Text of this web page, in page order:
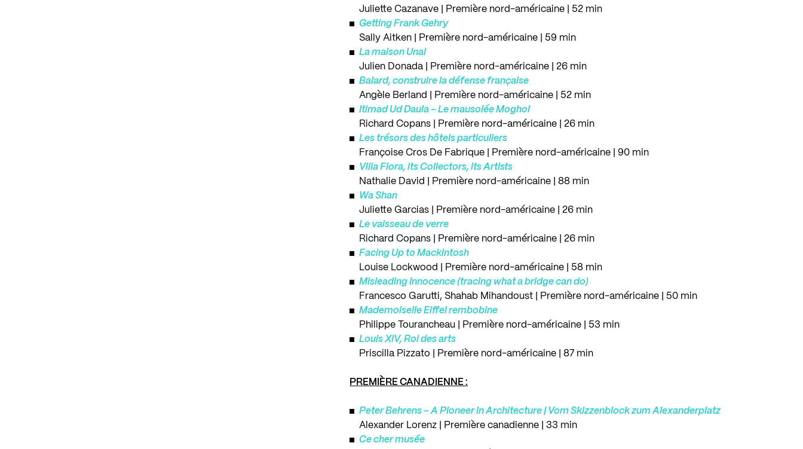
Juliette Cazanave | Première nord-américaine | 52 min
Getting Frank Gehry
Sally Aitken | Première nord-américaine | 59 min
La maison Unal
Julien Donada | Première nord-américaine | 26 min
Balard, construire la défense française
Angèle Berland | Première nord-américaine | 52 min
Itimad Ud Daula – Le mausolée Moghol
Richard Copans | Première nord-américaine | 26 min
Les trésors des hôtels particuliers
Françoise Cros De Fabrique | Première nord-américaine | 90 min
Villa Flora, its Collectors, its Artists
Nathalie David | Première nord-américaine | 88 min
Wa Shan
Juliette Garcias | Première nord-américaine | 26 min
Le vaisseau de verre
Richard Copans | Première nord-américaine | 26 min
Facing Up to Mackintosh
Louise Lockwood | Première nord-américaine | 58 min
Misleading Innocence (tracing what a bridge can do)
Francesco Garutti, Shahab Mihandoust | Première nord-américaine | 50 min
Mademoiselle Eiffel rembobine
Philippe Tourancheau | Première nord-américaine | 53 min
Louis XIV, Roi des arts
Priscilla Pizzato | Première nord-américaine | 87 min
PREMIÈRE CANADIENNE :
Peter Behrens – A Pioneer in Architecture | Vom Skizzenblock zum Alexanderplatz
Alexander Lorenz | Première canadienne | 33 min
Ce cher musée